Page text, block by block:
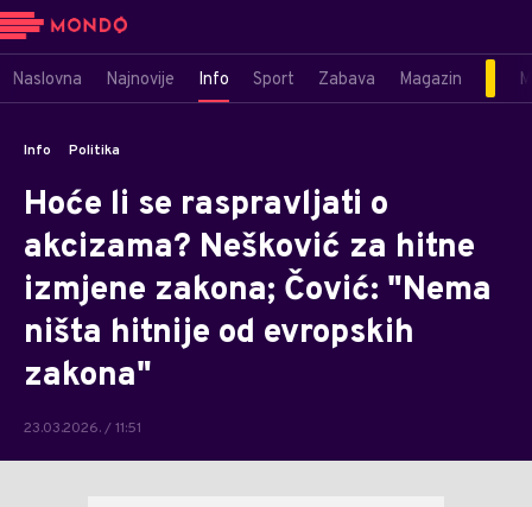
Naslovna Najnovije Info Sport Zabava Magazin
Info Politika
Hoće li se raspravljati o
akcizama? Nešković za hitne
izmjene zakona; Čović: "Nema
ništa hitnije od evropskih
zakona"
23.03.2026. / 11:51